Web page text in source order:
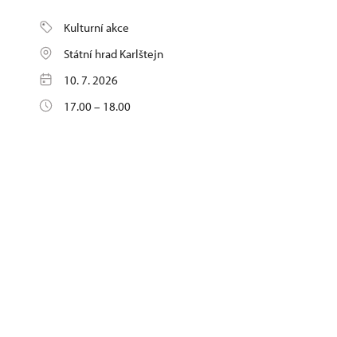
Kulturní akce
Státní hrad Karlštejn
10. 7. 2026
17.00 – 18.00